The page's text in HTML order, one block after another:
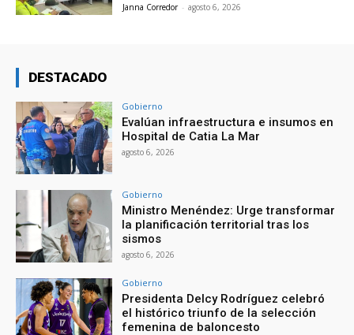
Janna Corredor - agosto 6, 2026
DESTACADO
Gobierno
Evalúan infraestructura e insumos en
Hospital de Catia La Mar
agosto 6, 2026
Gobierno
Ministro Menéndez: Urge transformar
la planificación territorial tras los
sismos
agosto 6, 2026
Gobierno
Presidenta Delcy Rodríguez celebró
el histórico triunfo de la selección
femenina de baloncesto